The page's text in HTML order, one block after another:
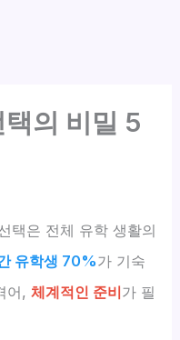
의 비밀 5
택은 전체 유학 생활의
유학생 70%가 기숙
어,체계적인 준비가 필